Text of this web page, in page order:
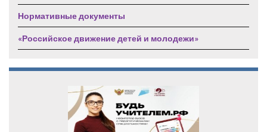
Нормативные документы
«Российское движение детей и молодежи»